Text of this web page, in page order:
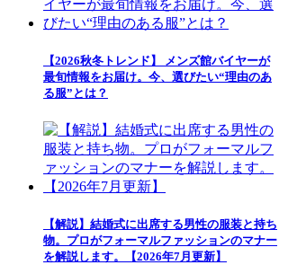
【2026秋冬トレンド】 メンズ館バイヤーが
最旬情報をお届け。今、選びたい“理由のあ
る服”とは？
【解説】結婚式に出席する男性の服装と持ち
物。プロがフォーマルファッションのマナー
を解説します。【2026年7月更新】